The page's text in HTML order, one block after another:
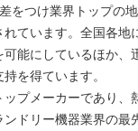
をつけ業界トップの
れています。全国各
能にしているほか、
を得ています。
ップメーカーであり
ドリー機器業界の